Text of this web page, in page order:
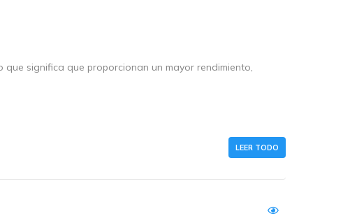
significa que proporcionan un mayor rendimiento,
LEER TODO